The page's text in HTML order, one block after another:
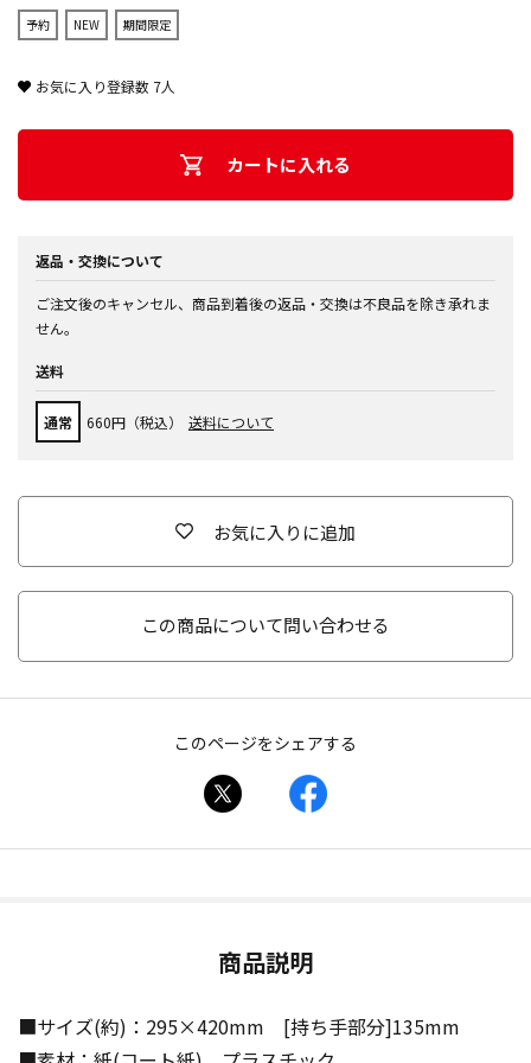
予約 NEW 期間限定
お気に入り登録数 7人
カートに入れる
返品・交換について
ご注文後のキャンセル、商品到着後の返品・交換は不良品を除き承れま
せん。
送料
通常 660円（税込） 送料について
お気に入りに追加
この商品について問い合わせる
このページをシェアする
商品説明
■サイズ(約)：295×420mm [持ち手部分]135mm